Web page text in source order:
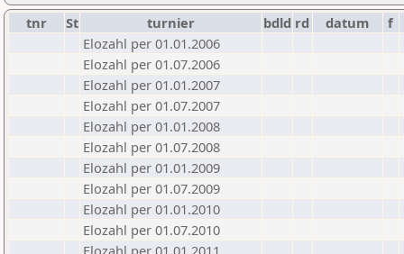
tnr St turnier bdld rd datum
f
Elozahl per 01.01.2006
Elozahl per 01.07.2006
Elozahl per 01.01.2007
Elozahl per 01.07.2007
Elozahl per 01.01.2008
Elozahl per 01.07.2008
Elozahl per 01.01.2009
Elozahl per 01.07.2009
Elozahl per 01.01.2010
Elozahl per 01.07.2010
Elozahl per 01.01.2011